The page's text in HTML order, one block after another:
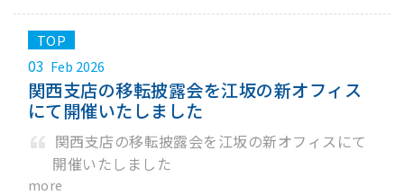
03 Feb 2026
関西支店の移転披露会を江坂の新オフィス
にて開催いたしました
関西支店の移転披露会を江坂の新オフィスにて
開催いたしました
more